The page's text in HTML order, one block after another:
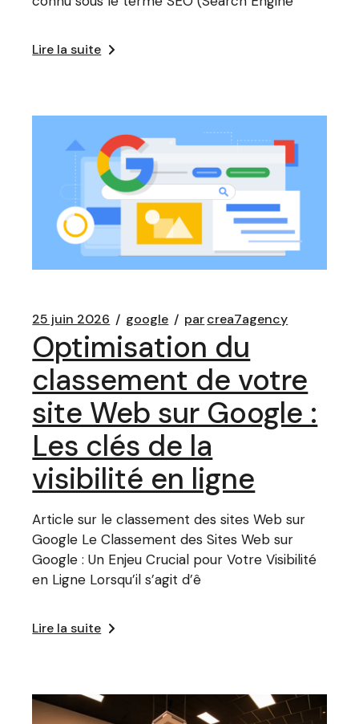
Lire la suite
25 juin 2026 google parcrea7agency
Optimisation du
classement de votre
site Web sur Google :
Les clés de la
visibilité en ligne
Article sur le classement des sites Web sur
Google Le Classement des Sites Web sur
Google : Un Enjeu Crucial pour Votre Visibilité
en Ligne Lorsqu’il s’agit d’ê
Lire la suite